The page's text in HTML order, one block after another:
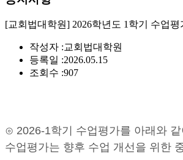
[교회법대학원] 2026학년도 1학기 수업
작성자 :교회법대학원
등록일 :2026.05.15
조회수 :907
⊙ 2026-1학기 수업평가를 아래와
수업평가는 향후 수업 개선을 위한